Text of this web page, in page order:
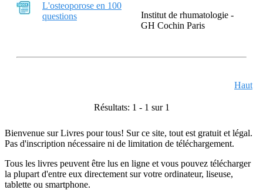
L'osteoporose en 100
questions
Institut de rhumatologie -
GH Cochin Paris
Haut
Résultats: 1 - 1 sur 1
Bienvenue sur Livres pour tous! Sur ce site, tout est gratuit et légal.
Pas d'inscription nécessaire ni de limitation de téléchargement.
Tous les livres peuvent être lus en ligne et vous pouvez télécharger
la plupart d'entre eux directement sur votre ordinateur, liseuse,
tablette ou smartphone.